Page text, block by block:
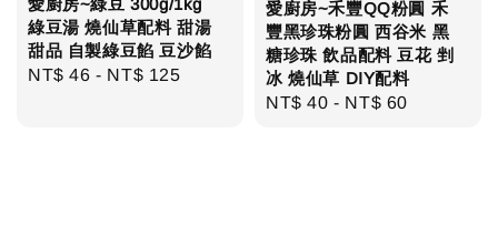
愛廚房~綠豆 300g/1kg
綠豆湯 燒仙草配料 甜湯
甜品 自製綠豆餡 豆沙餡
Regular
NT$ 46 - NT$ 125
愛廚房~禾豐QQ粉圓 禾
豐黑珍珠粉圓 西谷米 黑
糖珍珠 飲品配料 豆花 剉
冰 燒仙草 DIY配料
Regular
NT$ 40 - NT$ 60